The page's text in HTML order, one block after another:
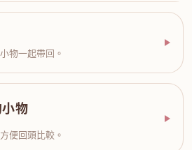
物一起帶回。
物
便回頭比較。